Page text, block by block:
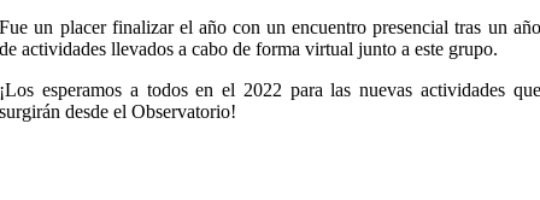
Fue un placer finalizar el año con un encuentro presencial tras un año
de actividades llevados a cabo de forma virtual junto a este grupo.
¡Los esperamos a todos en el 2022 para las nuevas actividades que
surgirán desde el Observatorio!